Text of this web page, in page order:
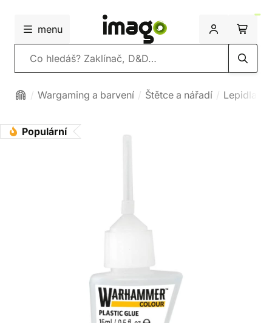
menu
Vyhledávání
Wargaming a barvení Štětce a nářadí Lepidla a
Populární